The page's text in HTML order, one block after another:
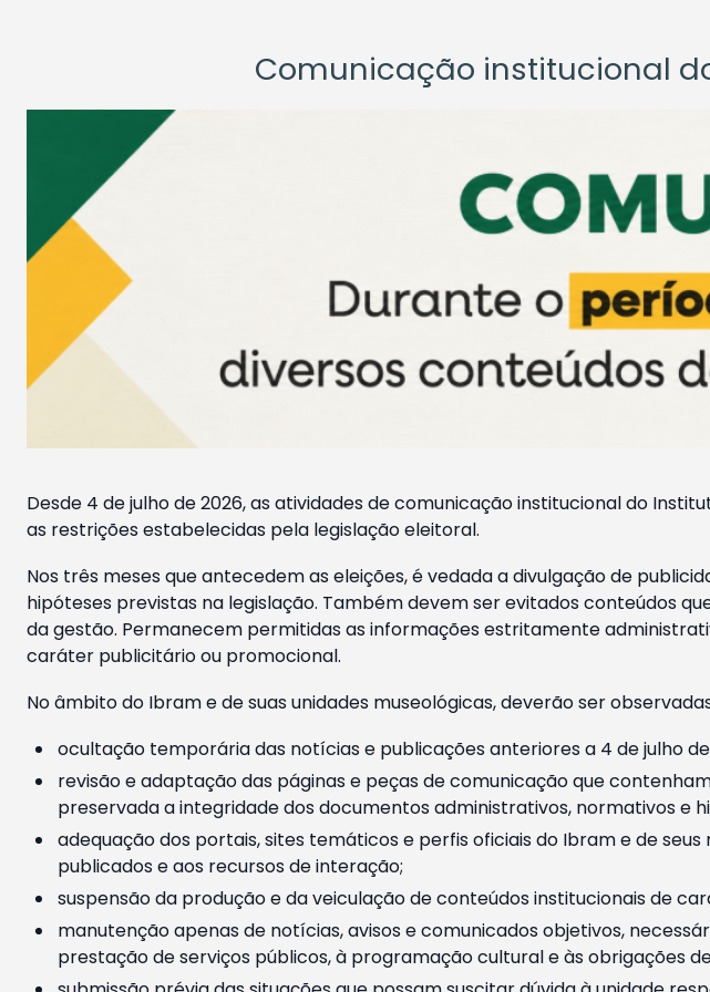
Comunicação institucional
Desde 4 de julho de 2026, as atividades de comunicação institucional do
as restrições estabelecidas pela legislação eleitoral.
Nos três meses que antecedem as eleições, é vedada a divulgação de
hipóteses previstas na legislação. Também devem ser evitados conteúdos
da gestão. Permanecem permitidas as informações estritamente
caráter publicitário ou promocional.
No âmbito do Ibram e de suas unidades museológicas, deverão ser
ocultação temporária das notícias e publicações anteriores a 4 de julho
revisão e adaptação das páginas e peças de comunicação que
preservada a integridade dos documentos administrativos, normativos e
adequação dos portais, sites temáticos e perfis oficiais do Ibram e de
publicados e aos recursos de interação;
suspensão da produção e da veiculação de conteúdos institucionais de
manutenção apenas de notícias, avisos e comunicados objetivos,
prestação de serviços públicos, à programação cultural e às obrigações